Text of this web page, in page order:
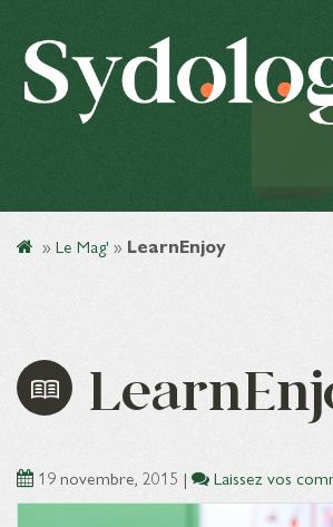
» Le Mag' » LearnEnjoy
19 novembre, 2015 | Laissez vos